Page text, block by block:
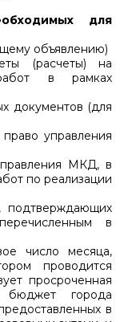
для
объявлению)
(расчеты) на
в рамках
документов (для
управления
МКД, в
по реализации
подтверждающих
в
число месяца,
проводится
просроченная
бюджет города
в